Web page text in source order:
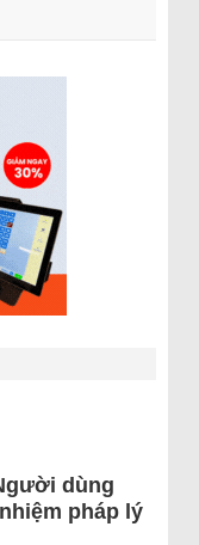
dùng
pháp lý